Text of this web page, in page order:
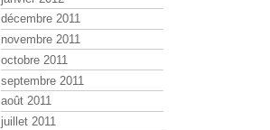
décembre 2011
novembre 2011
octobre 2011
septembre 2011
août 2011
juillet 2011